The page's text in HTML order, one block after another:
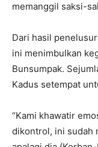
memanggil saksi-
Dari hasil
ini menimbulkan
Bunsumpak.
Kadus setempat
“Kami khawatir
dikontrol, ini sudah